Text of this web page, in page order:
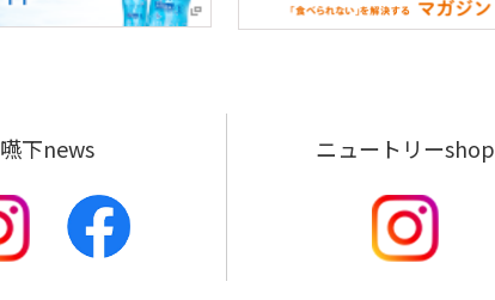
嚥下news ニュートリーshop